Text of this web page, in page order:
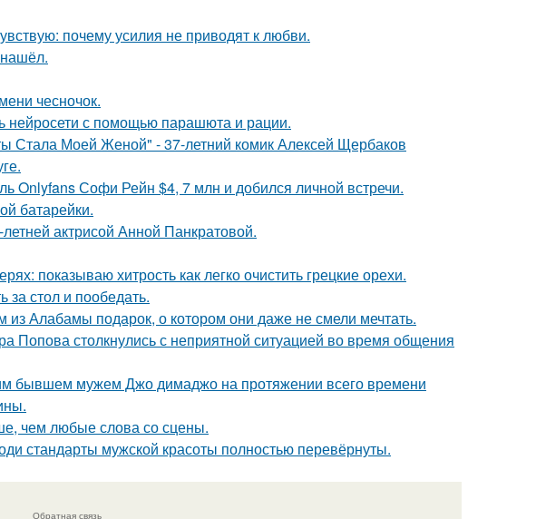
почему усилия не приводят к любви.
чесночок.
нейросети с помощью парашюта и рации.
Стала Моей Женой" - 37-летний комик Алексей Щербаков
Onlyfans Софи Рейн $4, 7 млн и добился личной встречи.
батарейки.
актрисой Анной Панкратовой.
показываю хитрость как легко очистить грецкие орехи.
стол и пообедать.
Алабамы подарок, о котором они даже не смели мечтать.
Попова столкнулись с неприятной ситуацией во время общения
бывшем мужем Джо димаджо на протяжении всего времени
чем любые слова со сцены.
стандарты мужской красоты полностью перевёрнуты.
Обратная связь